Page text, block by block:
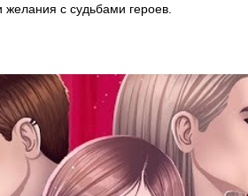
с судьбами героев.